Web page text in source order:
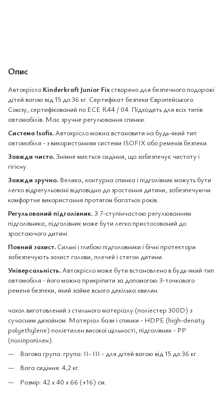
Опис
Автокрісло Kinderkraft Junior Fix створено для безпечного подорожі
дітей вагою від 15 до 36 кг. Сертифікат безпеки Європейського
Союзу, сертифікований по ECE R44 / 04. Підходить для всіх типів
автомобілів. Має зручне регулювання спинки.
Система Isofix.Автокрісло можна встановити на будь-який тип
автомобіля - з використанням системи ISOFIX або ременів безпеки.
Завжди чисто. Знімне миється сидіння, що забезпечує чистоту і
гігієну.
Завжди зручно. Велика, контурна спинка і підголівник можуть бути
легко відрегульовані відповідно до зростання дитини, забезпечуючи
комфортне використання протягом багатьох років.
Регульований підголівник. З 7-ступінчастою регулюванням
підголівника, підголівник може бути легко пристосований до
зростаючого дитині.
Повний захист. Сильні і глибокі підголовники і бічні протектори
забезпечують захист голови, плечей і стегон дитини.
Універсальність.Автокрісло може бути встановлено в будь-який тип
автомобіля - його можна прикріпити за допомогою 3-точкового
ременя безпеки, який займе всього декілька хвилин.
чохол виготовлений з стильного матеріалу (поліестер 300D) з
сучасним дизайном. Матеріал бази і спинки - HDPE (high-density
polyethylene) поліетилен високої щільності, підголівник - PP
(поліпропілен).
Вагова група: група: II- III - для дітей вагою від 15 до 36 кг .
Вага сидіння: 4,2 кг.
Розмір: 42 х 40 х 66 (+16) см.